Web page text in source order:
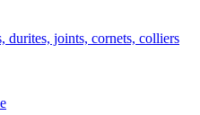
durites, joints, cornets, colliers